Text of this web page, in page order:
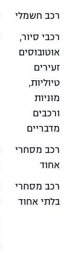
רכב חשמלי
רכבי סיור,
אוטובוסים
זעירים
טיוליות,
מוניות
ורכבים
מדבריים
רכב מסחרי
אחוד
רכב מסחרי
בלתי אחוד